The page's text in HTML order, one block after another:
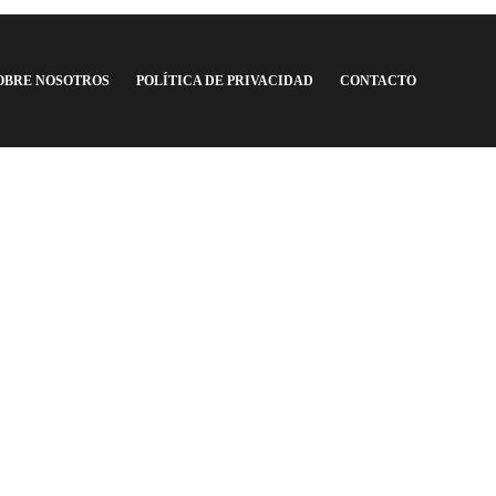
NOSOTROS POLÍTICA DE PRIVACIDAD CONTACTO